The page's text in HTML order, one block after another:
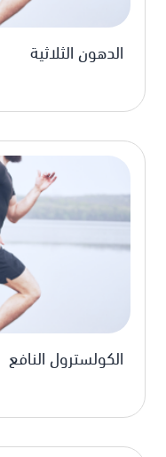
الدهون الثلاثية
الكولسترول النافع